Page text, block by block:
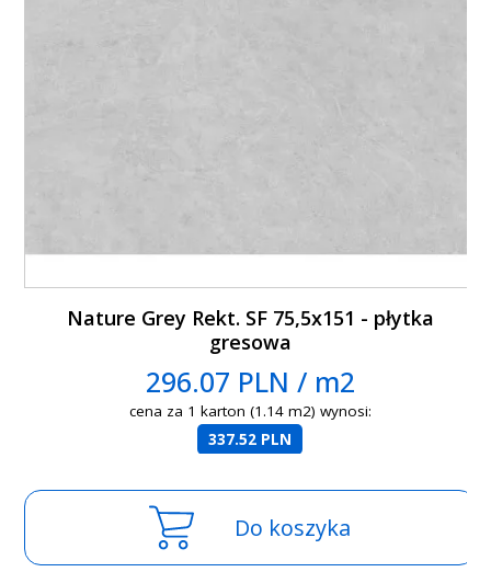
Nature Grey Rekt. SF 75,5x151 - płytka
gresowa
296.07 PLN / m2
cena za 1 karton (1.14 m2) wynosi:
337.52 PLN
Do koszyka